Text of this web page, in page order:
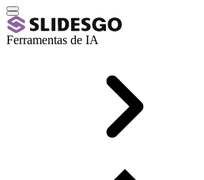
Ferramentas de IA